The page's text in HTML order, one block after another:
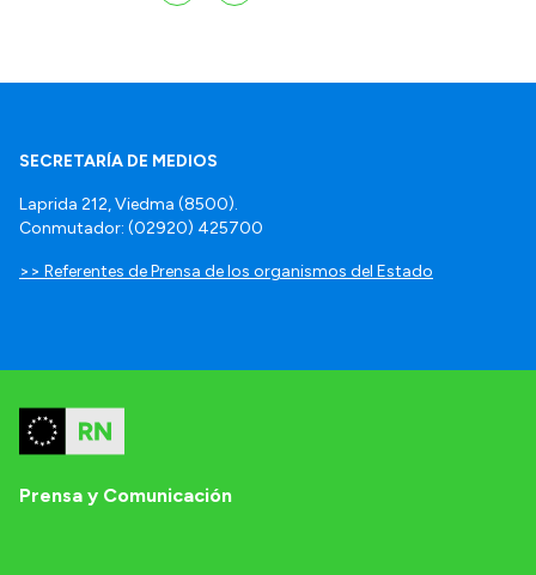
SECRETARÍA DE MEDIOS
Laprida 212, Viedma (8500).
Conmutador: (02920) 425700
>> Referentes de Prensa de los organismos del Estado
Prensa y Comunicación